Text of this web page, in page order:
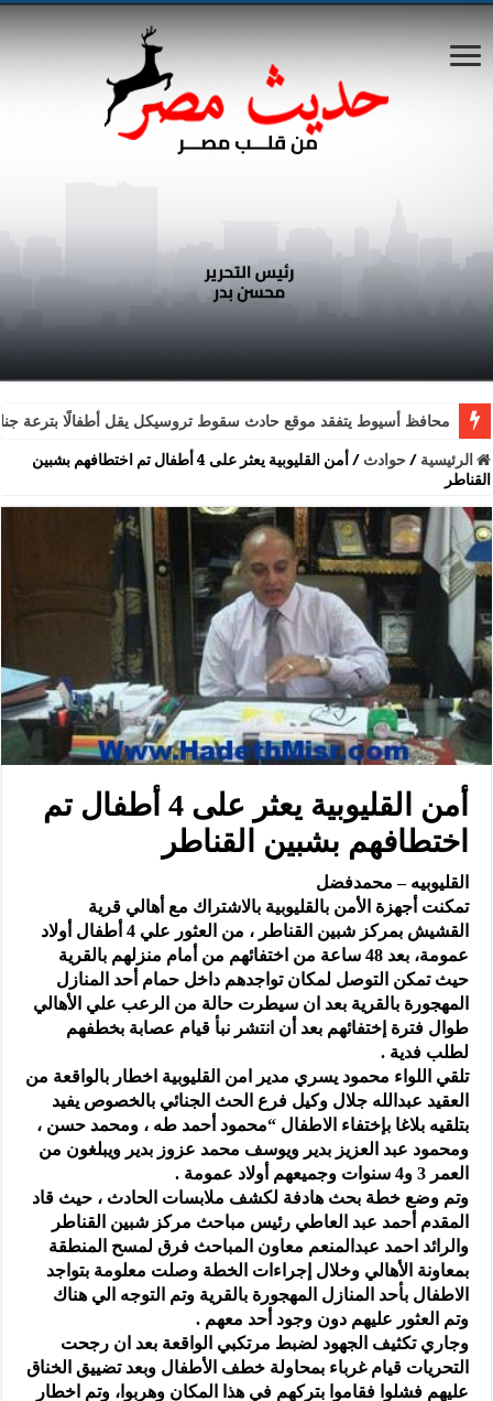
محافظ أسيوط يتفقد موقع حادث سقوط تروسيكل يقل أطفالًا بترعة
الرئيسية /حوادث /
أمن القليوبية يعثر على 4 أطفال تم اختطافهم بشبين
القناطر
أمن القليوبية يعثر على 4 أطفال تم
اختطافهم بشبين القناطر
القليوبيه – محمدفضل
تمكنت أجهزة الأمن بالقليوبية بالاشتراك مع أهالي قرية
القشيش بمركز شبين القناطر ، من العثور علي 4 أطفال أولاد
عمومة، بعد 48 ساعة من اختفائهم من أمام منزلهم بالقرية
حيث تمكن التوصل لمكان تواجدهم داخل حمام أحد المنازل
المهجورة بالقرية بعد ان سيطرت حالة من الرعب علي الأهالي
طوال فترة إختفائهم بعد أن انتشر نبأ قيام عصابة بخطفهم
لطلب فدية .
تلقي اللواء محمود يسري مدير امن القليوبية اخطار بالواقعة من
العقيد عبدالله جلال وكيل فرع الحث الجنائي بالخصوص يفيد
بتلقيه بلاغا بإختفاء الاطفال “محمود أحمد طه ، ومحمد حسن ،
ومحمود عبد العزيز بدير ويوسف محمد عزوز بدير ويبلغون من
العمر 3 و4 سنوات وجميعهم أولاد عمومة .
وتم وضع خطة بحث هادفة لكشف ملابسات الحادث ، حيث قاد
المقدم أحمد عبد العاطي رئيس مباحث مركز شبين القناطر
والرائد احمد عبدالمنعم معاون المباحث فرق لمسح المنطقة
بمعاونة الأهالي وخلال إجراءات الخطة وصلت معلومة بتواجد
الاطفال بأحد المنازل المهجورة بالقرية وتم التوجه الي هناك
وتم العثور عليهم دون وجود أحد معهم .
وجاري تكثيف الجهود لضبط مرتكبي الواقعة بعد ان رجحت
التحريات قيام غرباء بمحاولة خطف الأطفال وبعد تضييق الخناق
عليهم فشلوا فقاموا بتركهم في هذا المكان وهربوا، وتم اخطار